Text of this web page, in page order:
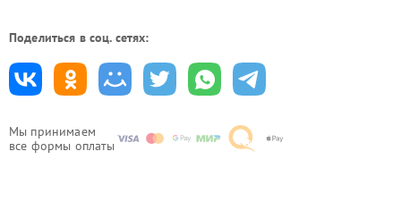
Мы принимаем
все формы оплаты
Поделиться в соц. сетях: